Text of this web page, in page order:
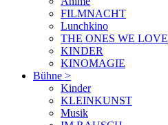
FILMNACHT
Lunchkino
THE ONES WE LOVE
KINDER
KINOMAGIE
Bühne >
Kinder
KLEINKUNST
Musik